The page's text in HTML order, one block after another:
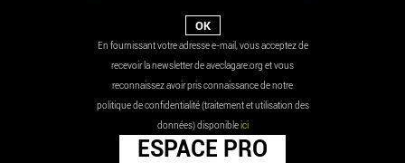
En fournissant votre adresse e-mail, vous acceptez de
recevoir la newsletter de aveclagare.org et vous
reconnaissez avoir pris connaissance de notre
politique de confidentialité (traitement et utilisation des
données) disponibleici
ESPACE PRO